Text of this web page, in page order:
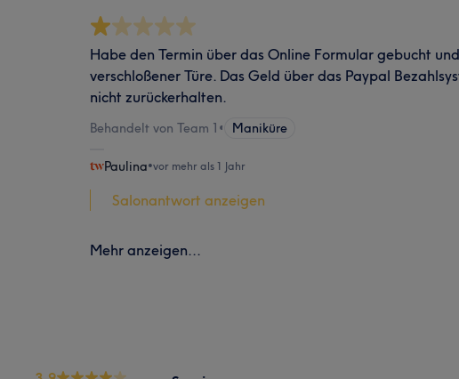
Habe den Termin über das Online Formular gebucht
verschloßener Türe. Das Geld über das Paypal
nicht zurückerhalten.
Behandelt von Team 1 • Maniküre
Paulina•vor mehr als 1 Jahr
Salonantwort anzeigen
Mehr anzeigen...